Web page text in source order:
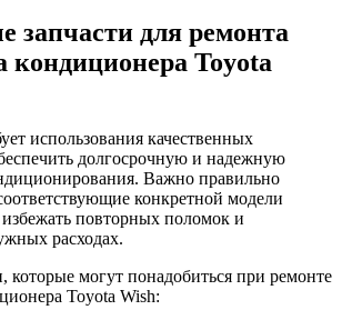
запчасти для ремонта
кондиционера Toyota
использования качественных
долгосрочную и надежную
Важно правильно
конкретной модели
повторных поломок и
расходах.
которые могут понадобиться при ремонте
Toyota Wish: